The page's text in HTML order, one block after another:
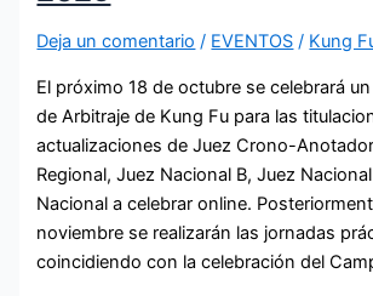
Deja un comentario / EVENTOS / Kung
El próximo 18 de octubre se celebrará
de Arbitraje de Kung Fu para las
actualizaciones de Juez Crono-
Regional, Juez Nacional B, Juez
Nacional a celebrar online.
noviembre se realizarán las jornadas
coincidiendo con la celebración del